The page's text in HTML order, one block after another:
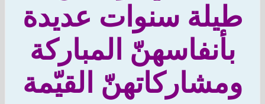
سنوات عديدة
المباركة
القيّمة